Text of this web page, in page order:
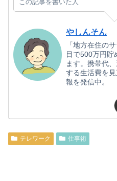
この記事を書いた人
やしんそん
「地方在住の
目で500万円貯
ます。携帯代
する生活費を
報を発信中。
テレワーク 仕事術